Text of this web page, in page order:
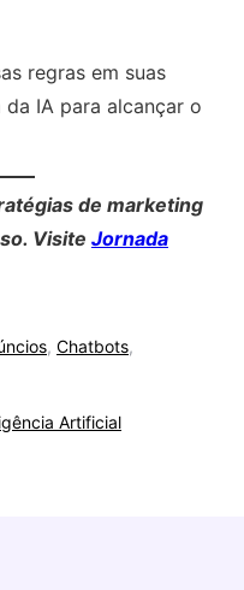
regras em suas
IA para alcançar o
de marketing
Visite Jornada
, Chatbots,
Artificial